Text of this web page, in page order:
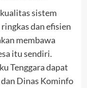
sistem
dan efisien
membawa
itu sendiri.
Tenggara dapat
Dinas Kominfo